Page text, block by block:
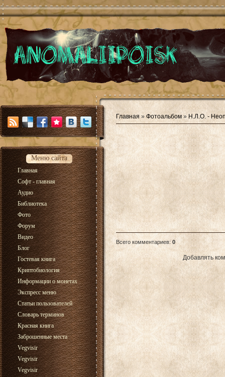
Меню сайта
Главная
Софт - главная
Аудио
Библиотека
Фото
Форум
Видео
Блог
Гостевая книга
Криптобиология
Информации о монетах
Экспресс меню
Статьи пользователей
Словарь терминов
Красная книга
Заброшенные места
Vegvisir
Vegvisir
Vegvisir
Главная » Фотоальбом » Н.Л.О. -
Всего комментариев: 0
Добавлять